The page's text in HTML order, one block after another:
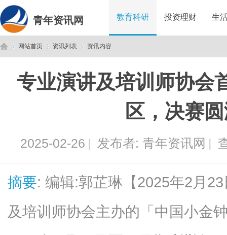
青年资讯网 教育科研 投资理财 生
网站首页
›
资讯列表
›
资讯内容
专业演讲及培训师协会
区，决赛
2025-02-26 | 发布者: 青年资讯网 |
摘要: 编辑:郭芷琳【2025年2月
及培训师协会主办的「中国小金